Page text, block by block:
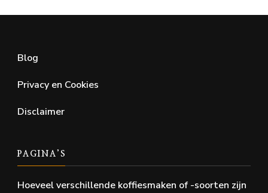
Blog
Privacy en Cookies
Disclaimer
PAGINA’S
Hoeveel verschillende koffiesmaken of -soorten zijn